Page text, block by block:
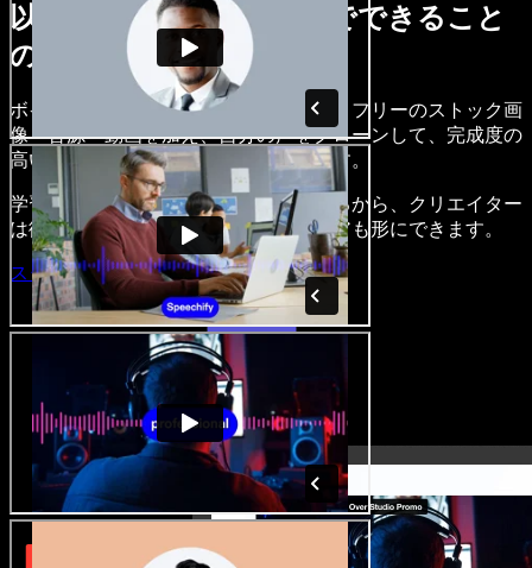
以下は、Speechify Studioでできること
のほんの一例です。
ボイスオーバーを作成し、ロイヤリティフリーのストック画
像・音源・動画を加え、自分の声をクローンして、完成度の
高い魅力的な音声・映像作品を作れます。
学習いらずでブラウザからすべて使えるから、クリエイター
は従来の制約を手放し、どんなアイデアも形にできます。
スタジオを開く